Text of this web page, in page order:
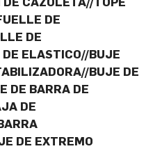
DE
DE
DE ELASTICO//BUJE
BUJE DE
DE BARRA DE
DE
DE EXTREMO